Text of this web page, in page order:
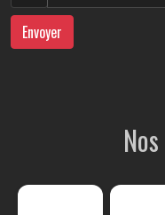
Envoyer